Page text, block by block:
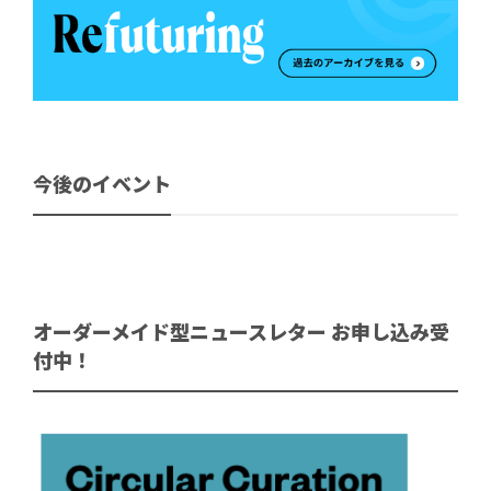
今後のイベント
オーダーメイド型ニュースレター お申し込み受
付中！